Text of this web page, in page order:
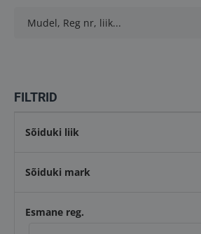
FILTRID
Sõiduki liik
Sõiduki mark
Esmane reg.